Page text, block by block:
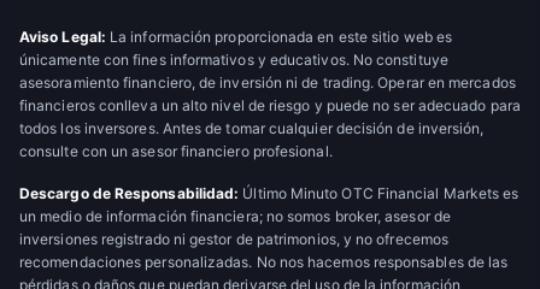
Aviso Legal: La información proporcionada en este sitio web es
únicamente con fines informativos y educativos. No constituye
asesoramiento financiero, de inversión ni de trading. Operar en mercados
financieros conlleva un alto nivel de riesgo y puede no ser adecuado para
todos los inversores. Antes de tomar cualquier decisión de inversión,
consulte con un asesor financiero profesional.
Descargo de Responsabilidad: Último Minuto OTC Financial Markets es
un medio de información financiera; no somos broker, asesor de
inversiones registrado ni gestor de patrimonios, y no ofrecemos
recomendaciones personalizadas. No nos hacemos responsables de las
pérdidas o daños que puedan derivarse del uso de la información